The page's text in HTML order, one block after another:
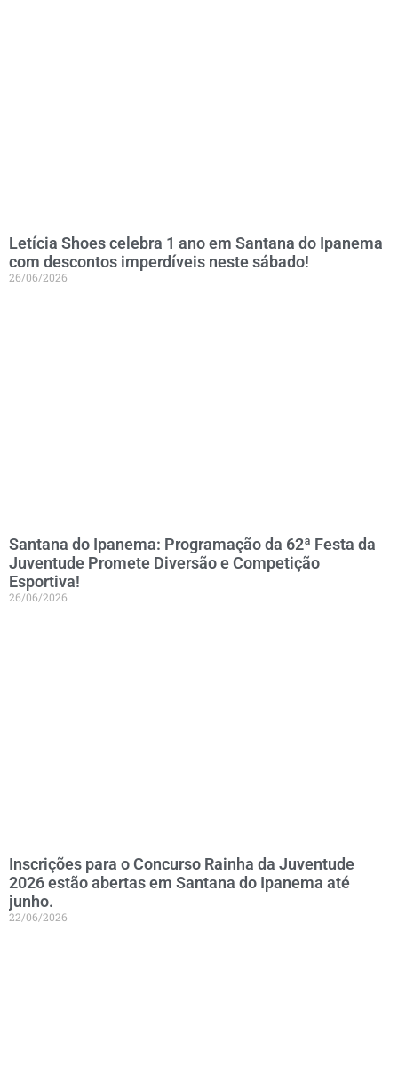
Letícia Shoes celebra 1 ano em Santana do Ipanema
com descontos imperdíveis neste sábado!
26/06/2026
Santana do Ipanema: Programação da 62ª Festa da
Juventude Promete Diversão e Competição
Esportiva!
26/06/2026
Inscrições para o Concurso Rainha da Juventude
2026 estão abertas em Santana do Ipanema até
junho.
22/06/2026